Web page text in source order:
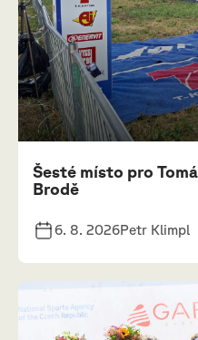
Šesté místo pro
Brodě
6. 8. 2026Petr Klimpl